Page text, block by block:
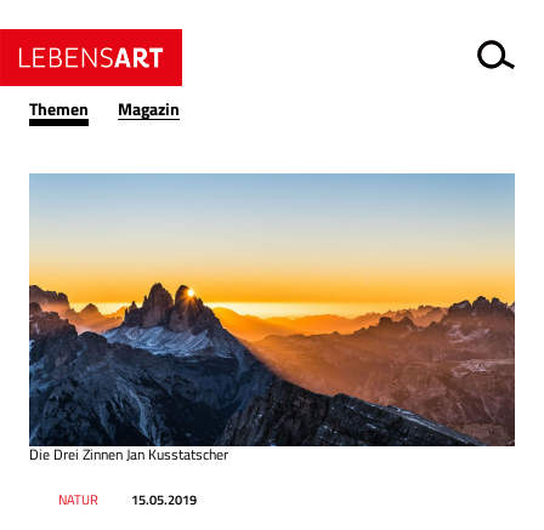
Themen Magazin
Datum 15.05.2019
RessortNATUR
Die Drei Zinnen Jan Kusstatscher